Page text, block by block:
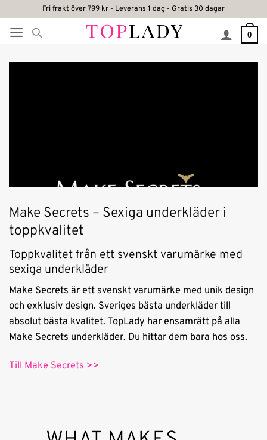
content
Fri frakt över 799 kr - Leverans 1 dag - Gratis 30 dagar
0
Make Secrets – Sexiga underkläder i
toppkvalitet
Toppkvalitet från ett svenskt varumärke med
sexiga underkläder
Make Secrets är ett svenskt varumärke med unik design
och exklusiv design. Sveriges bästa underkläder till
absolut bästa kvalitet. TopLady har ensamrätt på alla
Make Secrets underkläder. Du hittar dem bara hos oss.
Till Make Secrets >>